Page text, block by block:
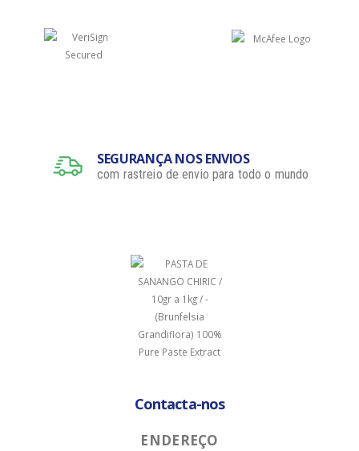
SEGURANÇA NOS ENVIOS
com rastreio de envio para todo o mundo
Contacta-nos
ENDEREÇO